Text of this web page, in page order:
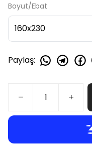
Boyut/Ebat
Paylaş: